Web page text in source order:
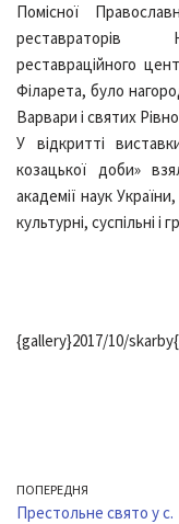
Помісної
реставраторів
реставраційного
Філарета, було
Варвари і святих
У відкритті
козацької доби»
академії наук
культурні, суспільні і
{gallery}2017/10/
ПОПЕРЕДНЯ
Престольне свято у с.